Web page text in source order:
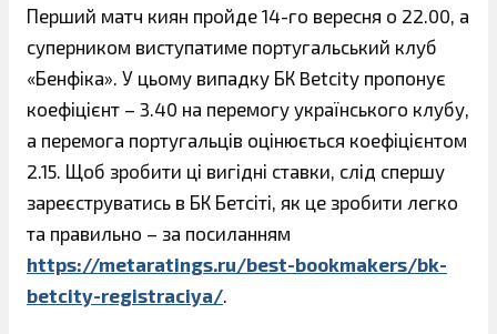
Перший матч киян пройде 14-го вересня о 22.00, а
суперником виступатиме португальський клуб
«Бенфіка». У цьому випадку БК Betcity пропонує
коефіцієнт – 3.40 на перемогу українського клубу,
а перемога португальців оцінюється коефіцієнтом
2.15. Щоб зробити ці вигідні ставки, слід спершу
зареєструватись в БК Бетсіті, як це зробити легко
та правильно – за посиланням
https://metaratings.ru/best-bookmakers/bk-
betcity-registraciya/.